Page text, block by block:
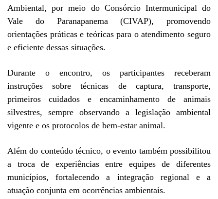
Ambiental, por meio do Consórcio Intermunicipal do
Vale do Paranapanema (CIVAP), promovendo
orientações práticas e teóricas para o atendimento seguro
e eficiente dessas situações.
Durante o encontro, os participantes receberam
instruções sobre técnicas de captura, transporte,
primeiros cuidados e encaminhamento de animais
silvestres, sempre observando a legislação ambiental
vigente e os protocolos de bem-estar animal.
Além do conteúdo técnico, o evento também possibilitou
a troca de experiências entre equipes de diferentes
municípios, fortalecendo a integração regional e a
atuação conjunta em ocorrências ambientais.